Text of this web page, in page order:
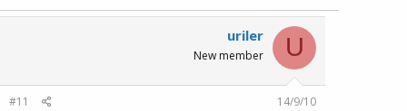
U
uriler
New member
14/9/10
#11